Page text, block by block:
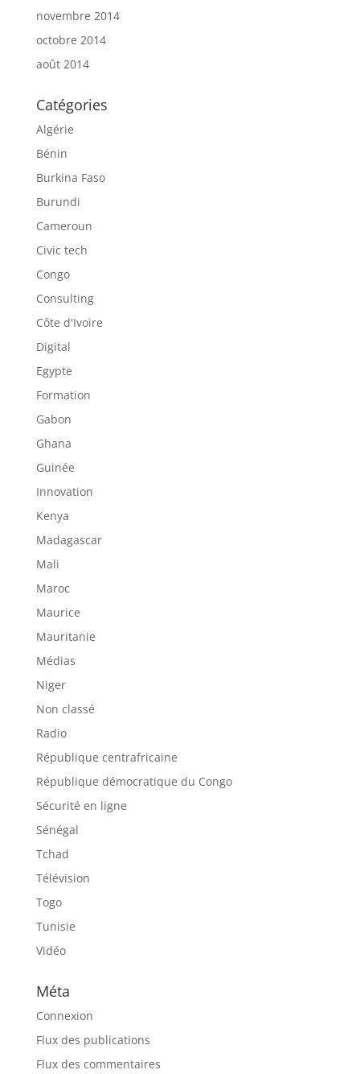
novembre 2014
octobre 2014
août 2014
Catégories
Algérie
Bénin
Burkina Faso
Burundi
Cameroun
Civic tech
Congo
Consulting
Côte d'Ivoire
Digital
Egypte
Formation
Gabon
Ghana
Guinée
Innovation
Kenya
Madagascar
Mali
Maroc
Maurice
Mauritanie
Médias
Niger
Non classé
Radio
République centrafricaine
République démocratique du Congo
Sécurité en ligne
Sénégal
Tchad
Télévision
Togo
Tunisie
Vidéo
Méta
Connexion
Flux des publications
Flux des commentaires